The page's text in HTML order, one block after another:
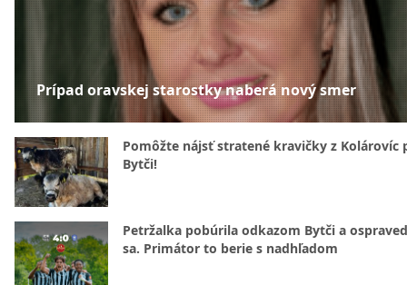
Prípad oravskej starostky naberá nový smer
Pomôžte nájsť stratené kravičky z Kolárovíc
Bytči!
Petržalka pobúrila odkazom Bytči a
sa. Primátor to berie s nadhľadom